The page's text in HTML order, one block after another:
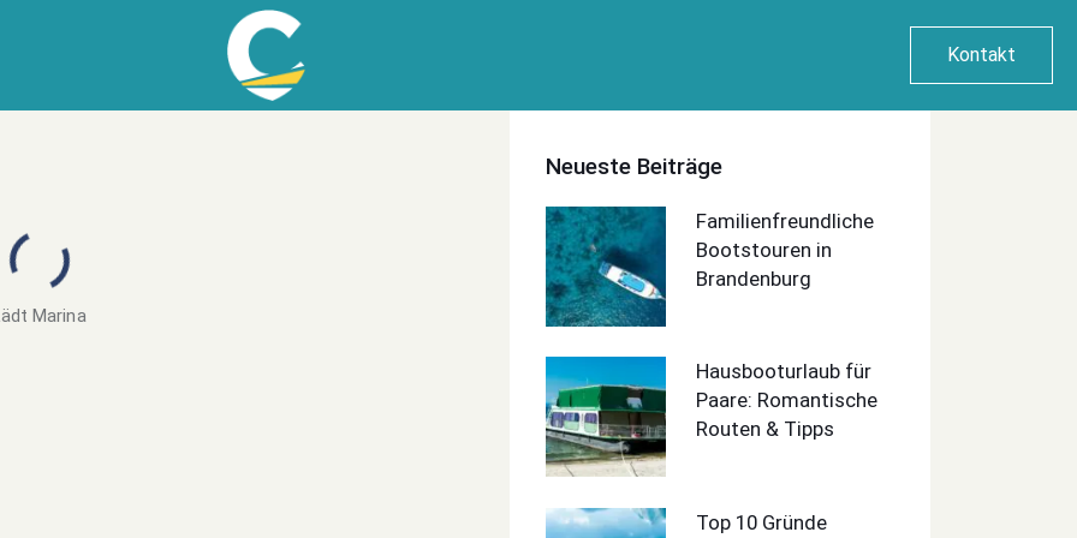
Kontakt
Marina
Neueste Beiträge
Familienfreundliche
Bootstouren in
Brandenburg
Hausbooturlaub für
Paare: Romantische
Routen & Tipps
Top 10 Gründe